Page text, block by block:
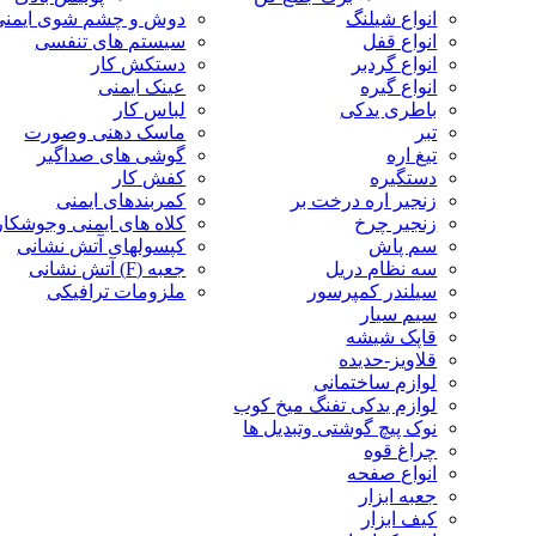
دوش و چشم شوی
سیستم های تنفسی
دستکش کار
عینک ایمنی
لباس کار
ماسک دهنی وصورت
گوشی های صداگیر
کفش کار
کمربندهای ایمنی
کلاه های ایمنی
کپسولهای آتش نشانی
جعبه (F) آتش نشانی
ملزومات ترافیکی
انواع شیلنگ
انواع قفل
انواع گردبر
انواع گیره
باطری یدکی
تبر
تیغ اره
دستگیره
زنجیر اره درخت بر
زنجیر چرخ
سم پاش
سه نظام دریل
سیلندر کمپرسور
سیم سیار
قاپک شیشه
قلاویز-حدیده
لوازم ساختمانی
لوازم یدکی تفنگ میخ کوب
نوک پیچ گوشتی وتبدیل ها
چراغ قوه
انواع صفحه
جعبه ابزار
کیف ابزار